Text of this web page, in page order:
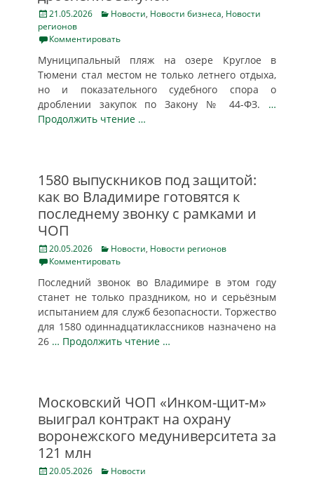
Posted
on
21.05.2026 Categories
Новости, Новости бизнеса, Новости
регионов
Комментировать
Муниципальный пляж на озере Круглое в
Тюмени стал местом не только летнего отдыха,
но и показательного судебного спора о
дроблении закупок по Закону № 44-ФЗ. …
Продолжить чтение …
1580 выпускников под защитой:
как во Владимире готовятся к
последнему звонку с рамками и
ЧОП
Posted
on
20.05.2026 Categories
Новости, Новости регионов
Комментировать
Последний звонок во Владимире в этом году
станет не только праздником, но и серьёзным
испытанием для служб безопасности. Торжество
для 1580 одиннадцатиклассников назначено на
26 … Продолжить чтение …
Московский ЧОП «Инком-щит-м»
выиграл контракт на охрану
воронежского медуниверситета за
121 млн
Posted
20.05.2026 Categories
Новости